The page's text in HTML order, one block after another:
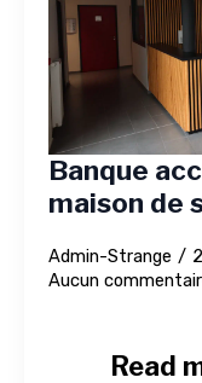
Banque
maison de
Admin-Strange
Aucun
Read